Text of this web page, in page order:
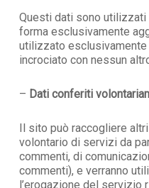
Questi dati sono
forma esclusivamente
utilizzato
incrociato con nessun
– Dati conferiti
Il sito può raccogliere
volontario di servizi da
commenti, di
commenti), e verranno
l’erogazione del servizio